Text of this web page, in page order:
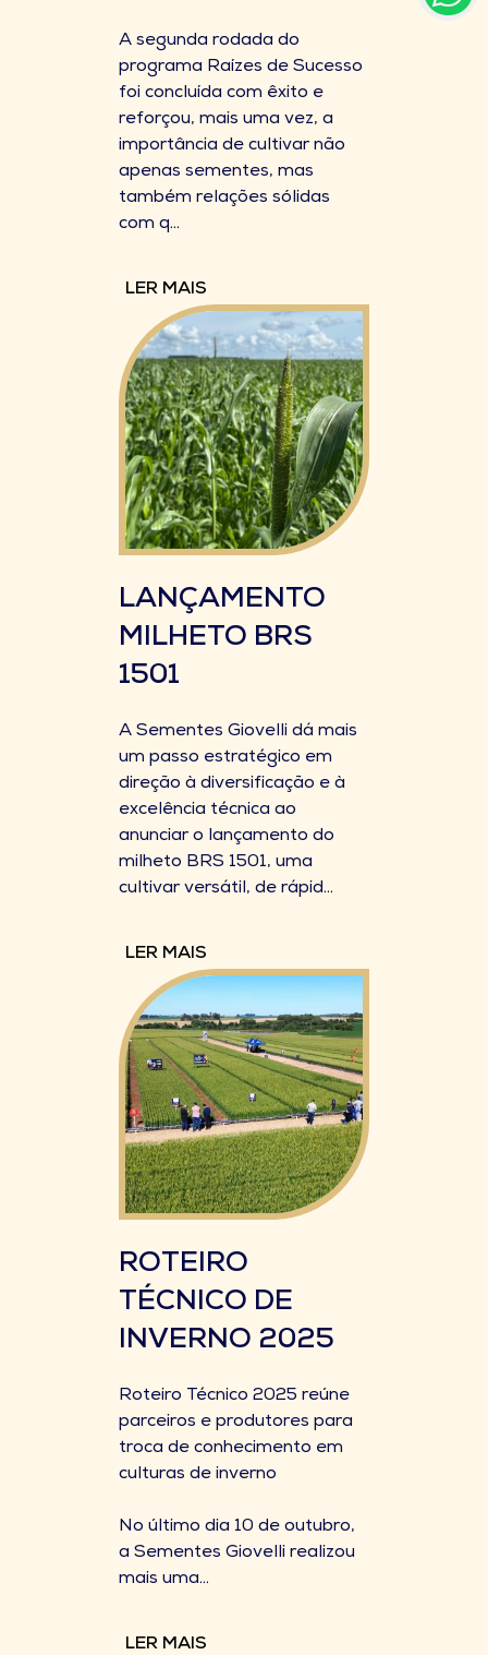
A segunda rodada do
programa Raízes de Sucesso
foi concluída com êxito e
reforçou, mais uma vez, a
importância de cultivar não
apenas sementes, mas
também relações sólidas
com q...
LER MAIS
LANÇAMENTO
MILHETO BRS
1501
A Sementes Giovelli dá mais
um passo estratégico em
direção à diversificação e à
excelência técnica ao
anunciar o lançamento do
milheto BRS 1501, uma
cultivar versátil, de rápid...
LER MAIS
ROTEIRO
TÉCNICO DE
INVERNO 2025
Roteiro Técnico 2025 reúne
parceiros e produtores para
troca de conhecimento em
culturas de inverno
No último dia 10 de outubro,
a Sementes Giovelli realizou
mais uma...
LER MAIS